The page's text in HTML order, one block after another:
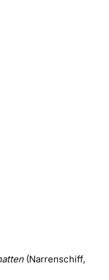
(Narrenschiff,